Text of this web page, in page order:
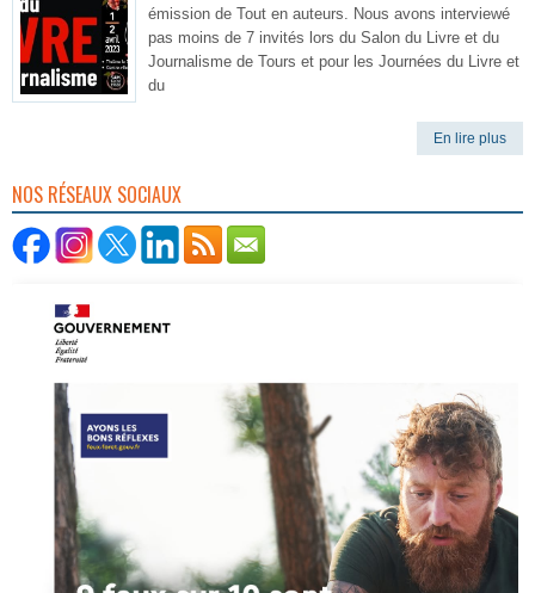
émission de Tout en auteurs. Nous avons interviewé
pas moins de 7 invités lors du Salon du Livre et du
Journalisme de Tours et pour les Journées du Livre et
du
En lire plus
NOS RÉSEAUX SOCIAUX